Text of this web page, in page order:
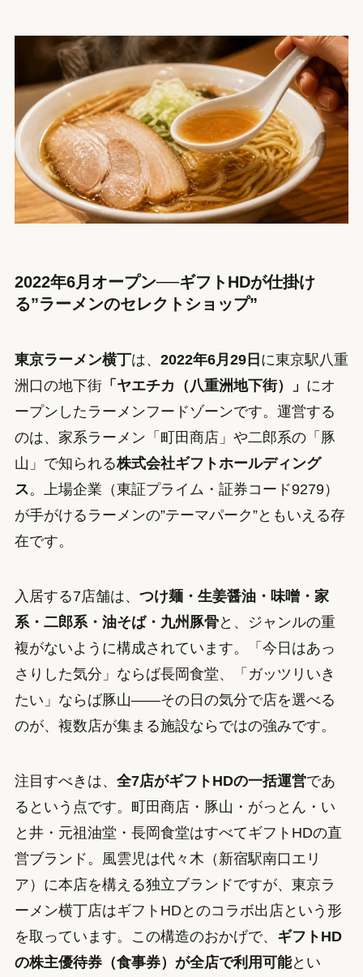
2022年6月オープン──ギフトHDが仕掛け
る”ラーメンのセレクトショップ”
東京ラーメン横丁は、 2022年6月29日 に東京駅八重
洲口の地下街「ヤエチカ（八重洲地下街）」 にオ
ープンしたラーメンフードゾーンです。運営する
のは、家系ラーメン「町田商店」や二郎系の「豚
山」で知られる株式会社ギフトホールディング
ス。上場企業（東証プライム・証券コード9279）
が手がけるラーメンの”テーマパーク”ともいえる存
在です。
入居する7店舗は、 つけ麺・生姜醤油・味噌・家
系・二郎系・油そば・九州豚骨と、ジャンルの重
複がないように構成されています。「今日はあっ
さりした気分」ならば長岡食堂、「ガッツリいき
たい」ならば豚山——その日の気分で店を選べる
のが、複数店が集まる施設ならではの強みです。
注目すべきは、 全7店がギフトHDの一括運営であ
るという点です。町田商店・豚山・がっとん・い
と井・元祖油堂・長岡食堂はすべてギフトHDの直
営ブランド。風雲児は代々木（新宿駅南口エリ
ア）に本店を構える独立ブランドですが、東京ラ
ーメン横丁店はギフトHDとのコラボ出店という形
を取っています。この構造のおかげで、 ギフトHD
の株主優待券（食事券）が全店で利用可能とい